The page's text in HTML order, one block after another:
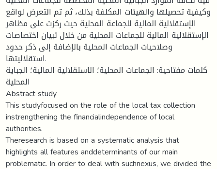
وكيفية تحصيلها والهيئات المكلفة بذلك، ثم تم التعرض لواقع
الإستقلالية المالية للجماعة المحلية حيث ركزت على مظاهر
الإستقلالية المالية للجماعات المحلية من خلال تبيان اختصاصات
وصلاحيات الجماعات المحلية بالإضافة إلى ذكر حدود
استقلاليتها.
كلمات مفتاحية: الجماعات المحلية؛ الاستقلالية المالية؛ الجباية
المحلية
Abstract study
This studyfocused on the role of the local tax collection
instrengthening the financialindependence of local
authorities.
Theresearch is based on a systematic analysis that
highlights all features anddeterminants of our main
problematic. In order to deal with suchnexus, we divided the